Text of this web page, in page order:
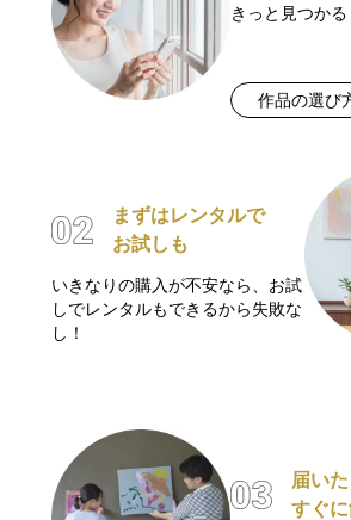
きっと見つかる
作品の選び
まずはレンタルで
お試しも
いきなりの購入が不安なら、お試
しでレンタルもできるから失敗な
し！
届い
すぐ